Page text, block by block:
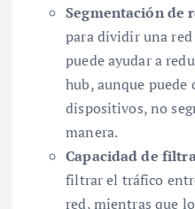
Segmentación de
para dividir una
puede ayudar a
hub, aunque
dispositivos, no
manera.
Capacidad de
filtrar el tráfico
red, mientras que